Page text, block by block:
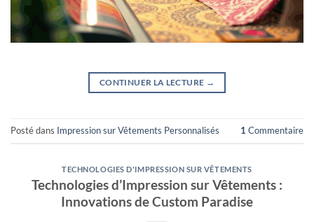
CONTINUER LA LECTURE →
Posté dans Impression sur Vêtements Personnalisés 1 Commentaire
TECHNOLOGIES D'IMPRESSION SUR VÊTEMENTS
Technologies d’Impression sur Vêtements :
Innovations de Custom Paradise